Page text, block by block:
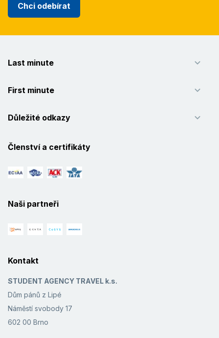
Chci odebírat
Last minute
First minute
Důležité odkazy
Členství a certifikáty
Naši partneři
Kontakt
STUDENT AGENCY TRAVEL k.s.
Dům pánů z Lipé
Náměstí svobody 17
602 00 Brno